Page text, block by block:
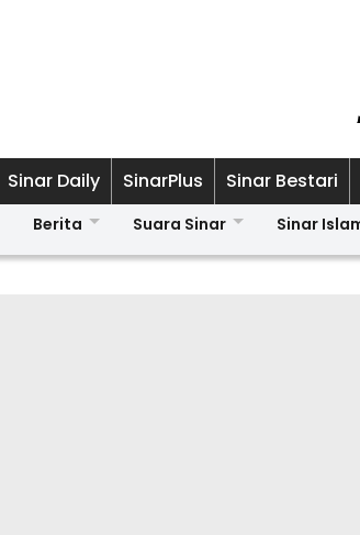
Sinar Daily SinarPlus Sinar Bestari
Berita Suara Sinar Sinar